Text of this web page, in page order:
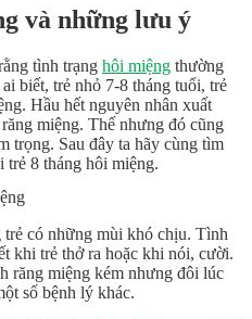
và những lưu ý
tình trạng hôi miệng thường
biết, trẻ nhỏ 7-8 tháng tuổi, trẻ
Hầu hết nguyên nhân xuất
miệng. Thế nhưng đó cũng
trọng. Sau đây ta hãy cùng tìm
8 tháng hôi miệng.
trẻ có những mùi khó chịu. Tình
khi trẻ thở ra hoặc khi nói, cười.
răng miệng kém nhưng đôi lúc
số bệnh lý khác.